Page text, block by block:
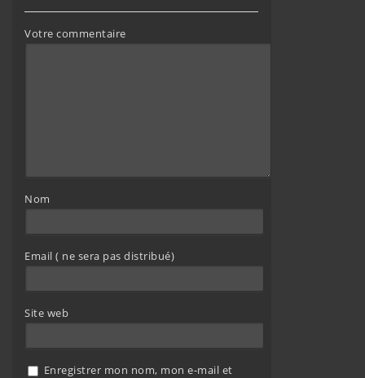
Votre commentaire
Nom
Email ( ne sera pas distribué)
Site web
Enregistrer mon nom, mon e-mail et